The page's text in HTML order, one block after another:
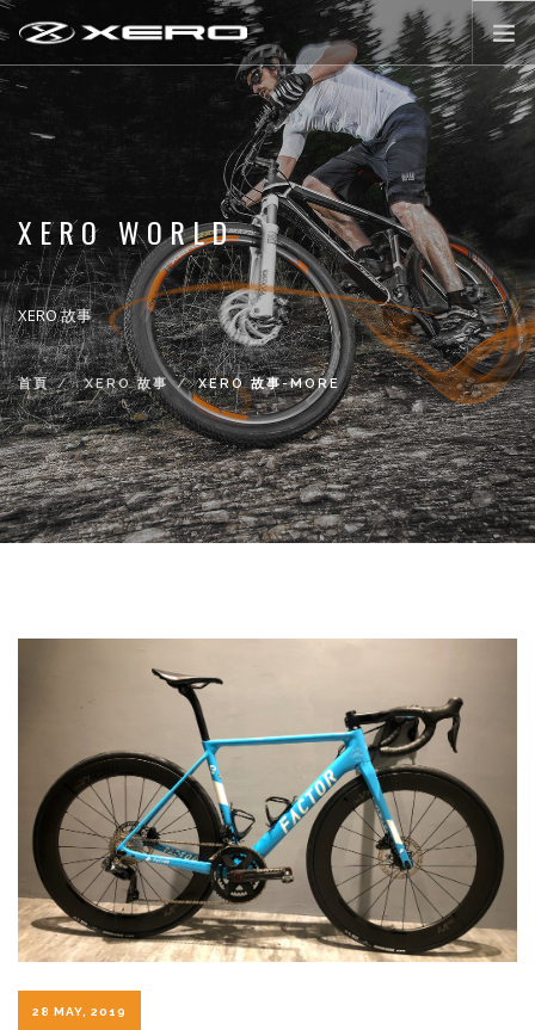
XERO WORLD
最新活動消息
登入/註冊
前往購物
LANGUAGE
XERO WORLD
XERO 故事
首頁 XERO 故事 XERO 故事-MORE
28 MAY, 2019